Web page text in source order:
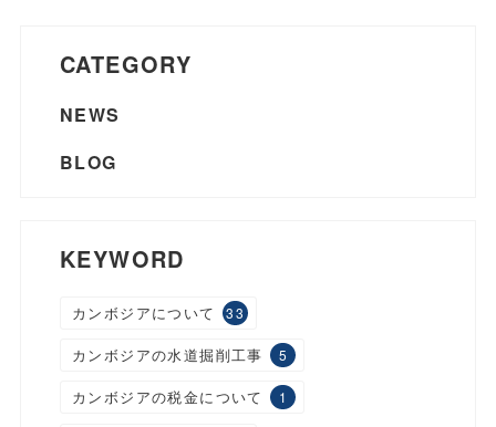
CATEGORY
NEWS
BLOG
KEYWORD
カンボジアについて 33
カンボジアの水道掘削工事 5
カンボジアの税金について 1